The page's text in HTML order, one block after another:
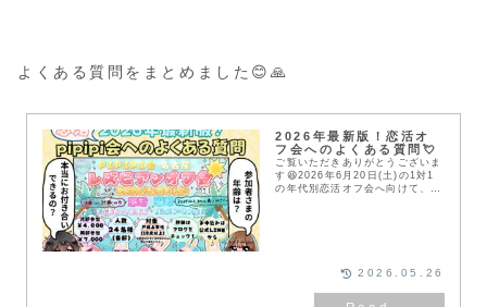
よくある質問をまとめました😊🙏
2026年最新版！恋活オ
フ会へのよくある質問💘
ご覧いただきありがとうございま
す😆2026年6月20日(土)の1対1
の年代別恋活オフ会へ向けて、公
2026.05.26